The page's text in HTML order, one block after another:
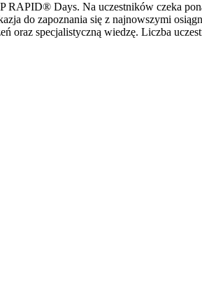
RAPID® Days. Na uczestników czeka
do zapoznania się z najnowszymi
oraz specjalistyczną wiedzę. Liczba